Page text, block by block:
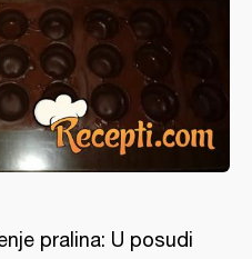
pralina: U posudi